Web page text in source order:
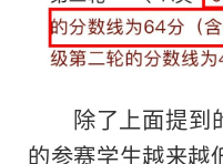
除了上面提到
的参赛学生越来越